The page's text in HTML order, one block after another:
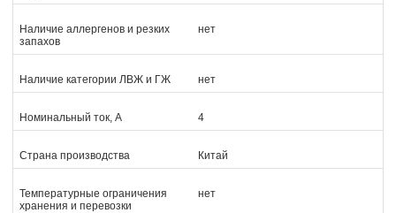
Наличие аллергенов и резких
запахов
нет
Наличие категории ЛВЖ и ГЖ нет
Номинальный ток, А 4
Страна производства Китай
Температурные ограничения
хранения и перевозки
нет